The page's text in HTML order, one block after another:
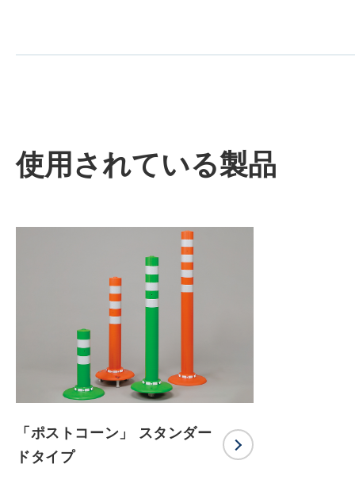
使用されている製品
「ポストコーン」 スタンダー
ドタイプ